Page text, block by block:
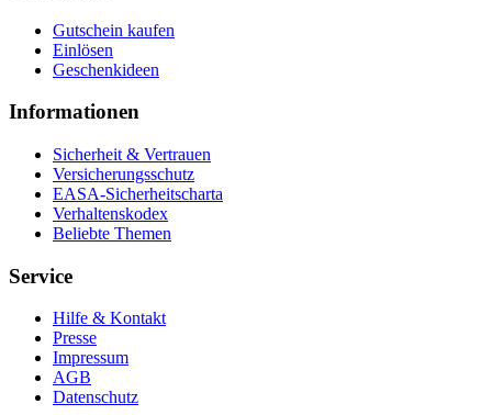
Gutschein kaufen
Einlösen
Geschenkideen
Informationen
Sicherheit & Vertrauen
Versicherungsschutz
EASA-Sicherheitscharta
Verhaltenskodex
Beliebte Themen
Service
Hilfe & Kontakt
Presse
Impressum
AGB
Datenschutz